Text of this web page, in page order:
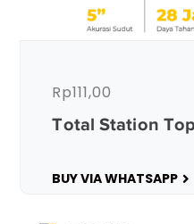
Total Station
Rp111,00
BUY VIA WHATSAPP